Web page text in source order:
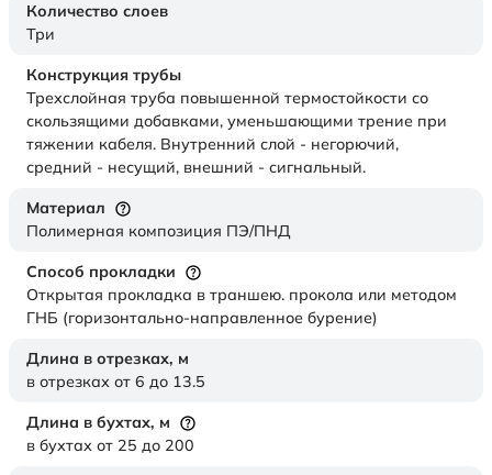
Количество слоев
Три
Конструкция трубы
Трехслойная труба повышенной термостойкости со
скользящими добавками, уменьшающими трение при
тяжении кабеля. Внутренний слой - негорючий,
средний - несущий, внешний - сигнальный.
Материал
Полимерная композиция ПЭ/ПНД
Способ прокладки
Открытая прокладка в траншею. прокола или методом
ГНБ (горизонтально-направленное бурение)
Длина в отрезках, м
в отрезках от 6 до 13.5
Длина в бухтах, м
в бухтах от 25 до 200